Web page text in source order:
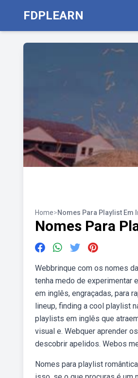
FDPLEARN
Home>Nomes Para Playlist Em
Nomes Para
Webbrinque com os nomes
tenha medo de experimentar
em inglês, engraçadas, para
lineup, finding a cool playlist
playlists em inglês que
visual e. Webquer aprender
descobrir apelidos. Webos
Nomes para playlist